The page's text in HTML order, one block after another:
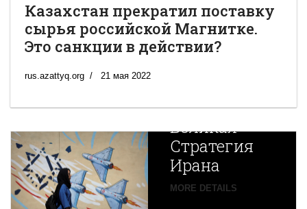
Казахстан прекратил поставку
сырья российской Магнитке.
Это санкции в действии?
rus.azattyq.org 21 мая 2022
Новая
Великая
Стратегия
Ирана
MORE DETAILS
Путин